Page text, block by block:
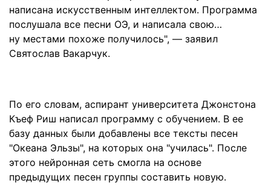
написана искусственным интеллектом. Программа
послушала все песни ОЭ, и написала свою…
ну местами похоже получилось", — заявил
Святослав Вакарчук.
По его словам, аспирант университета Джонстона
Къеф Риш написал программу с обучением. В ее
базу данных были добавлены все тексты песен
"Океана Эльзы", на которых она "училась". После
этого нейронная сеть смогла на основе
предыдущих песен группы составить новую.